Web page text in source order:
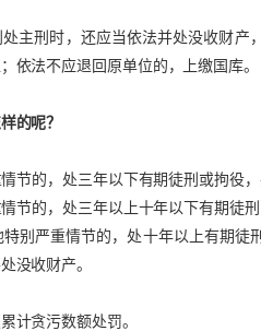
主刑时，还应当依法并处没收财
依法不应退回原单位的，上缴国库。
的呢？
节的，处三年以下有期徒刑或拘役，
节的，处三年以上十年以下有期徒
别严重情节的，处十年以上有期
没收财产。
计贪污数额处罚。